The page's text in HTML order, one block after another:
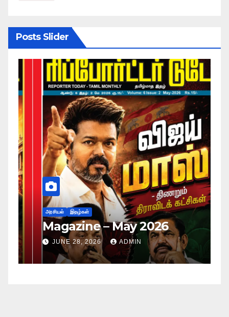
Posts Slider
அரசியல் இதழ்கள்
Magazine – May 2026
JUNE 28, 2026 ADMIN